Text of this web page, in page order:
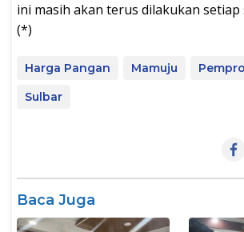
ini masih akan terus dilakukan setiap
(*)
Harga Pangan Mamuju
Sulbar
Baca Juga